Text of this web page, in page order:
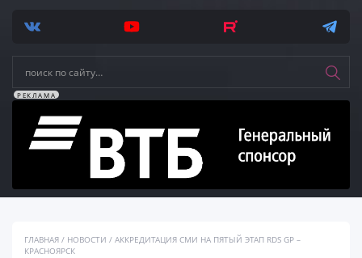
РЕКЛАМА
ГЛАВНАЯ / НОВОСТИ / АККРЕДИТАЦИЯ СМИ НА ПЯТЫЙ ЭТАП RDS GP –
КРАСНОЯРСК